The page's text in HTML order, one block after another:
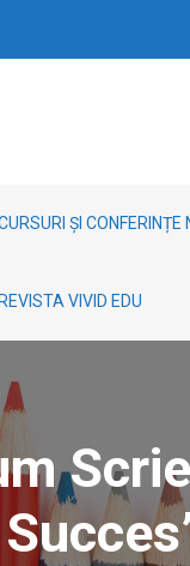
ȘI
REVISTA VIVID EDU